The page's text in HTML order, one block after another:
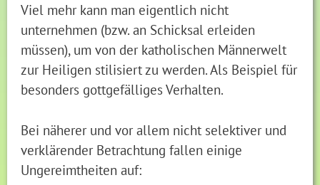
Viel mehr kann man eigentlich nicht
unternehmen (bzw. an Schicksal erleiden
müssen), um von der katholischen Männerwelt
zur Heiligen stilisiert zu werden. Als Beispiel für
besonders gottgefälliges Verhalten.
Bei näherer und vor allem nicht selektiver und
verklärender Betrachtung fallen einige
Ungereimtheiten auf: